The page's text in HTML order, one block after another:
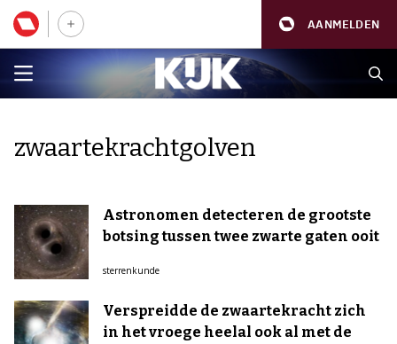
AANMELDEN
zwaartekrachtgolven
Astronomen detecteren de grootste
botsing tussen twee zwarte gaten ooit
sterrenkunde
Verspreidde de zwaartekracht zich
in het vroege heelal ook al met de